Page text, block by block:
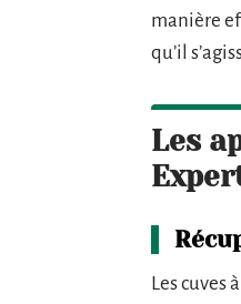
manière
qu’il
Les
Les cuves